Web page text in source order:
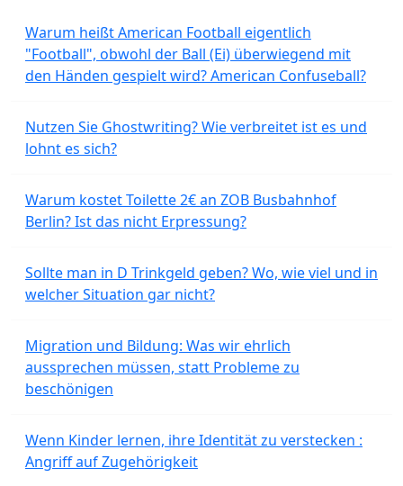
Warum heißt American Football eigentlich
"Football", obwohl der Ball (Ei) überwiegend mit
den Händen gespielt wird? American Confuseball?
Nutzen Sie Ghostwriting? Wie verbreitet ist es und
lohnt es sich?
Warum kostet Toilette 2€ an ZOB Busbahnhof
Berlin? Ist das nicht Erpressung?
Sollte man in D Trinkgeld geben? Wo, wie viel und in
welcher Situation gar nicht?
Migration und Bildung: Was wir ehrlich
aussprechen müssen, statt Probleme zu
beschönigen
Wenn Kinder lernen, ihre Identität zu verstecken :
Angriff auf Zugehörigkeit